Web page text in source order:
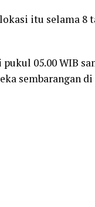
itu selama 8
05.00 WIB
sembarangan